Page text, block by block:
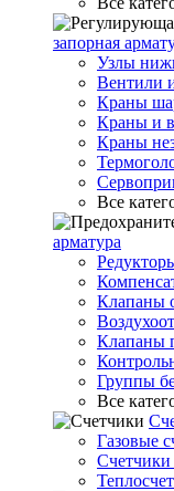
запорная
Узлы
Вентили
Краны
Краны и
Краны
Все
арматура
Клапаны
Клапаны
Группы
Все
Газовые